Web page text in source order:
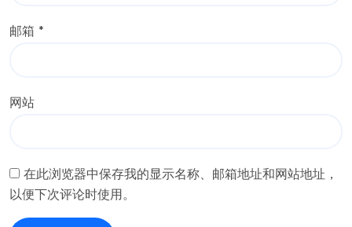
邮箱 *
网站
在此浏览器中保存我的显示名称、邮箱地址和网站地址，
以便下次评论时使用。